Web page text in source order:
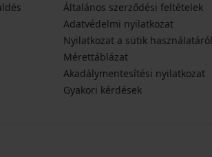
Általános szerződési feltételek
Adatvédelmi nyilatkozat
Nyilatkozat a sütik használatáról
Mérettáblázat
Akadálymentesítési nyilatkozat
Gyakori kérdések